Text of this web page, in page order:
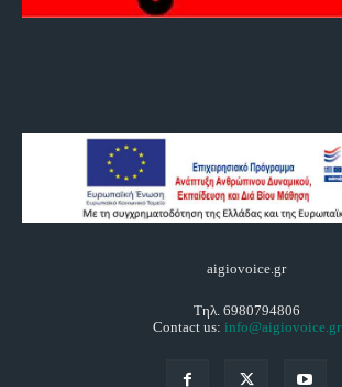
aigiovoice.gr
Τηλ. 6980794806
Contact us: info@aigiovoice.gr